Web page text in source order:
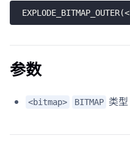
EXPLODE_BITMAP_OUTER(<
参数
<bitmap> BITMAP 类型